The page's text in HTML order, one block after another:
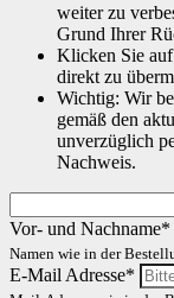
weiter zu
Grund Ihrer
Klicken Sie
direkt zu
Wichtig: Wir
gemäß den
unverzüglich
Nachweis.
Vor- und Nachname*
Namen wie in der
E-Mail Adresse*